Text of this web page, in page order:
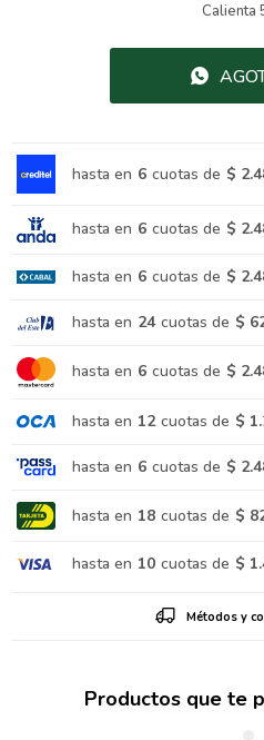
Calienta
hasta en 6 cuotas de $
hasta en 6 cuotas de $
hasta en 6 cuotas de $
hasta en 24 cuotas de $
hasta en 6 cuotas de $
hasta en 12 cuotas de $
hasta en 6 cuotas de $
hasta en 18 cuotas de $
hasta en 10 cuotas de $
Métodos y
Productos que te